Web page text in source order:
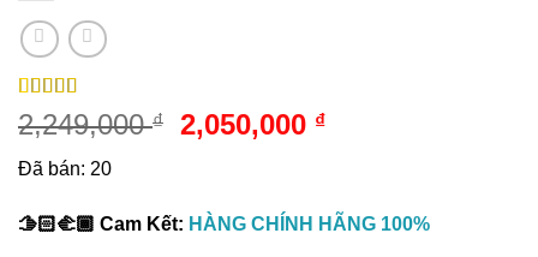
5.00trên 5
dựa trên
1
2,249,000₫
Giá
2,249,000 ₫.
2,050,000 ₫Giá
là:
2,050,000 ₫.
Đã bán: 20
🫱🏻‍🫲🏾 Cam Kết: HÀNG CHÍNH HÃNG 100%